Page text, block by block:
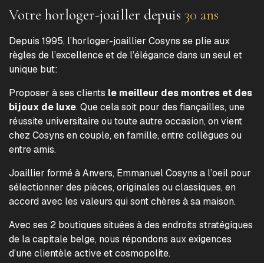
Votre horloger-joailler depuis 30 ans
Depuis 1995, l’horloger-joaillier Cosyns se plie aux
règles de l’excellence et de l’élégance dans un seul et
unique but:
Proposer à ses clients le meilleur des montres et des
bijoux de luxe. Que cela soit pour des fiançailles, une
réussite universitaire ou toute autre occasion, on vient
chez Cosyns en couple, en famille, entre collègues ou
entre amis.
Joaillier formé à Anvers, Emmanuel Cosyns a l’oeil pour
sélectionner des pièces, originales ou classiques, en
accord avec les valeurs qui sont chères à sa maison.
Avec ses 2 boutiques situées à des endroits stratégiques
de la capitale belge, nous répondons aux exigences
d’une clientèle active et cosmopolite.